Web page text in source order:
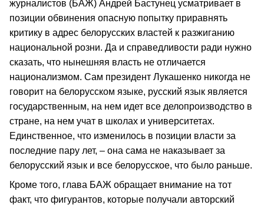
журналистов (БАЖ) Андрей Бастунец усматривает в
позиции обвинения опасную попытку приравнять
критику в адрес белорусских властей к разжиганию
национальной розни. Да и справедливости ради нужно
сказать, что нынешняя власть не отличается
национализмом. Сам президент Лукашенко никогда не
говорит на белорусском языке, русский язык является
государственным, на нем идет все делопроизводство в
стране, на нем учат в школах и университетах.
Единственное, что изменилось в позиции власти за
последние пару лет, – она сама не наказывает за
белорусский язык и все белорусское, что было раньше.
Кроме того, глава БАЖ обращает внимание на тот
факт, что фигурантов, которые получали авторский